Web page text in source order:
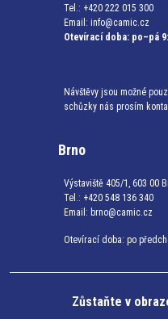
Tel.: +420 222 015 300
Email: info@camic.cz
Otevírací doba: po–pá
Návštěvy jsou možné
schůzky nás prosím
Brno
Výstaviště 405/1, 603 00
Tel.: +420 548 136 340
Email: brno@camic.cz
Otevírací doba: po
Zůstaňte v